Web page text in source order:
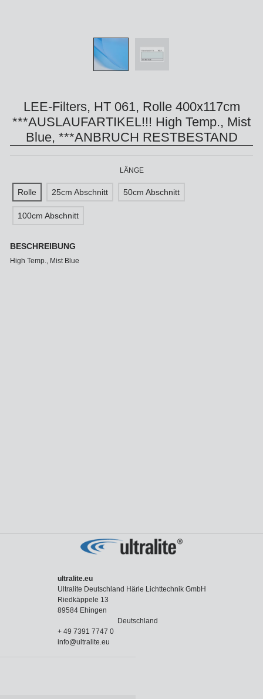
LEE-Filters, HT 061, Rolle 400x117cm
***AUSLAUFARTIKEL!!! High Temp., Mist
Blue, ***ANBRUCH RESTBESTAND
LÄNGE
Rolle 25cm Abschnitt 50cm Abschnitt
100cm Abschnitt
BESCHREIBUNG
High Temp., Mist Blue
ultralite.eu
Ultralite Deutschland Härle Lichttechnik GmbH
Riedkäppele 13
89584 Ehingen
Deutschland
+ 49 7391 7747 0
info@ultralite.eu